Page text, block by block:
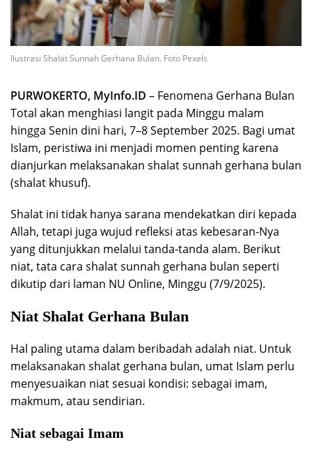
Ilustrasi Shalat Sunnah Gerhana Bulan. Foto Pexels
PURWOKERTO, MyInfo.ID – Fenomena Gerhana Bulan
Total akan menghiasi langit pada Minggu malam
hingga Senin dini hari, 7–8 September 2025. Bagi umat
Islam, peristiwa ini menjadi momen penting karena
dianjurkan melaksanakan shalat sunnah gerhana bulan
(shalat khusuf).
Shalat ini tidak hanya sarana mendekatkan diri kepada
Allah, tetapi juga wujud refleksi atas kebesaran-Nya
yang ditunjukkan melalui tanda-tanda alam. Berikut
niat, tata cara shalat sunnah gerhana bulan seperti
dikutip dari laman NU Online, Minggu (7/9/2025).
Niat Shalat Gerhana Bulan
Hal paling utama dalam beribadah adalah niat. Untuk
melaksanakan shalat gerhana bulan, umat Islam perlu
menyesuaikan niat sesuai kondisi: sebagai imam,
makmum, atau sendirian.
Niat sebagai Imam